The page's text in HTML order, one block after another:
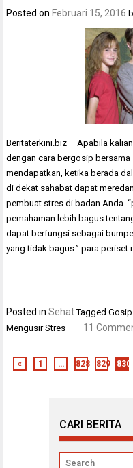
Posted on Februari 15, 2016
Beritaterkini.biz – Apabila
dengan cara bergosip bersama
mendapatkan, ketika berada
di dekat sahabat dapat
pembuat stres di badan Anda.
pemahaman lebih bagus
dapat berfungsi sebagai
yang tidak bagus.” para
Posted inSehat Tagged
Mengusir Stres
11
« 1 … 828 829 830
CARI BERITA